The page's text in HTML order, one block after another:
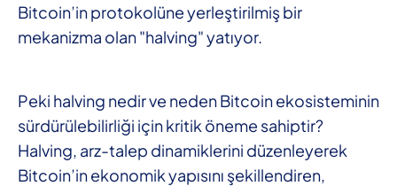
Bitcoin’in protokolüne yerleştirilmiş bir
mekanizma olan "halving" yatıyor.
Peki halving nedir ve neden Bitcoin ekosisteminin
sürdürülebilirliği için kritik öneme sahiptir?
Halving, arz-talep dinamiklerini düzenleyerek
Bitcoin’in ekonomik yapısını şekillendiren,